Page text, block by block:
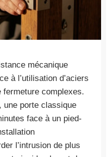
mécanique
à l’utilisation d’aciers
complexes.
une porte classique
face à un pied-
l’intrusion de plus